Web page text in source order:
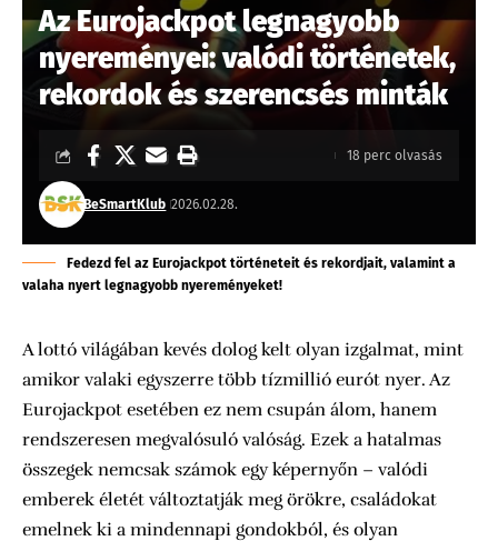
Az Eurojackpot legnagyobb
nyereményei: valódi történetek,
rekordok és szerencsés minták
BeSmartKlub 2026.02.28.
18 perc olvasás
Fedezd fel az Eurojackpot történeteit és rekordjait, valamint a
valaha nyert legnagyobb nyereményeket!
A lottó világában kevés dolog kelt olyan izgalmat, mint
amikor valaki egyszerre több tízmillió eurót nyer. Az
Eurojackpot esetében ez nem csupán álom, hanem
rendszeresen megvalósuló valóság. Ezek a hatalmas
összegek nemcsak számok egy képernyőn – valódi
emberek életét változtatják meg örökre, családokat
emelnek ki a mindennapi gondokból, és olyan